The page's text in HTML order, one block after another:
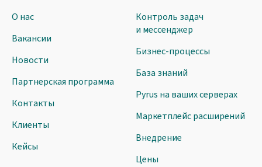
О нас
Вакансии
Новости
Партнерская программа
Контакты
Клиенты
Кейсы
Контроль задач
и мессенджер
Бизнес-процессы
База знаний
Pyrus на ваших серверах
Маркетплейс расширений
Внедрение
Цены